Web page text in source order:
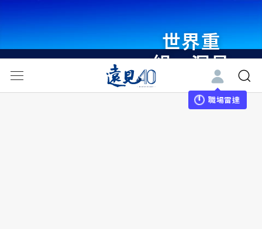
世界重
組・洞見
未來 與
世界領袖
職場雷達